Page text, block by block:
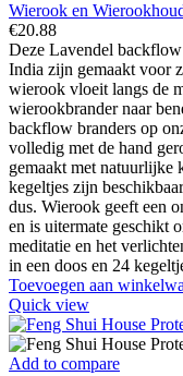
Wierook en
€20.88
Deze Lavendel
India zijn gemaakt voor
wierook vloeit langs de
wierookbrander naar
backflow branders op
volledig met de hand
gemaakt met natuurlijke
kegeltjes zijn
dus. Wierook geeft een
en is uitermate geschikt
meditatie en het
in een doos en 24
Toevoegen aan
Quick view
Add to compare